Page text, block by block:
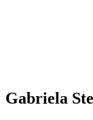
Gabriela